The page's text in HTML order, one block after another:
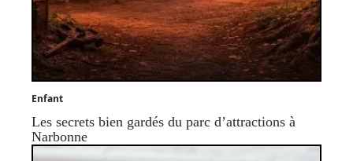
Enfant
Les secrets bien gardés du parc d’attractions à
Narbonne